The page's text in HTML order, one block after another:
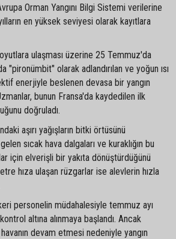
Orman Yangını Bilgi Sistemi verilerine
en yüksek seviyesi olarak kayıtlara
ulaşması üzerine 25 Temmuz'da
"pironümbit" olarak adlandırılan ve yoğun ısı
enerjiyle beslenen devasa bir yangın
bunun Fransa'da kaydedilen ilk
doğruladı.
aşırı yağışların bitki örtüsünü
sıcak hava dalgaları ve kuraklığın bu
için elverişli bir yakıta dönüştürdüğünü
hıza ulaşan rüzgarlar ise alevlerin hızla
personelin müdahalesiyle temmuz ayı
altına alınmaya başlandı. Ancak
devam etmesi nedeniyle yangın